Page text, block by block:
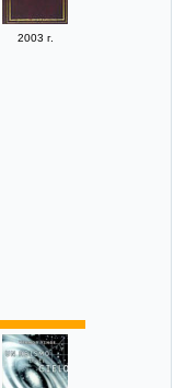
2003 г.